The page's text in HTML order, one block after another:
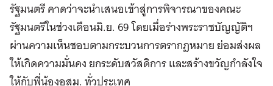
รัฐมนตรี คาดว่าจะนำเสนอเข้าสู่การพิจารณาของคณะ
รัฐมนตรีในช่วงเดือนมิ.ย. 69 โดยเมื่อร่างพระราชบัญญัติฯ
ผ่านความเห็นชอบตามกระบวนการตรากฎหมาย ย่อมส่งผล
ให้เกิดความมั่นคง ยกระดับสวัสดิการ และสร้างขวัญกำลังใจ
ให้กับพี่น้องอสม. ทั่วประเทศ